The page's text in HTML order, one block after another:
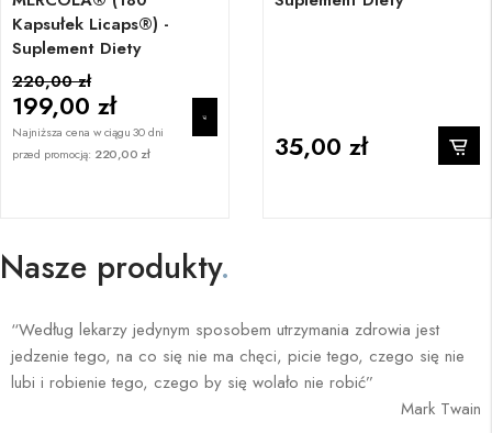
Kapsułek Licaps®) -
Suplement Diety
220,00 zł
199,00 zł
Najniższa cena w ciągu 30 dni
przed promocją: 220,00 zł 35,00 zł
Nasze produkty.
“Według lekarzy jedynym sposobem utrzymania zdrowia jest
jedzenie tego, na co się nie ma chęci, picie tego, czego się nie
lubi i robienie tego, czego by się wolało nie robić”
Mark Twain